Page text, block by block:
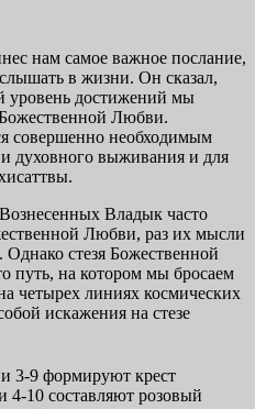
нам самое важное по­слание,
в жизни. Он сказал,
уровень достижений мы
Божественной Любви.
совершенно необходимым
духовного выживания и для
Владык ча­сто
Любви, раз их мысли
стезя Бо­жественной
путь, на кото­ром мы бросаем
четырех линиях космических
искажения на стезе
3-9 формируют крест
4-10 составляют розовый